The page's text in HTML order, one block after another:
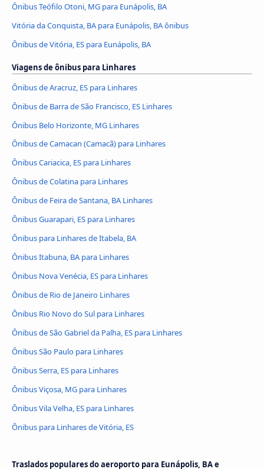
Ônibus Teófilo Otoni, MG para Eunápolis, BA
Vitória da Conquista, BA para Eunápolis, BA ônibus
Ônibus de Vitória, ES para Eunápolis, BA
Viagens de ônibus para Linhares
Ônibus de Aracruz, ES para Linhares
Ônibus de Barra de São Francisco, ES Linhares
Ônibus Belo Horizonte, MG Linhares
Ônibus de Camacan (Camacã) para Linhares
Ônibus Cariacica, ES para Linhares
Ônibus de Colatina para Linhares
Ônibus de Feira de Santana, BA Linhares
Ônibus Guarapari, ES para Linhares
Ônibus para Linhares de Itabela, BA
Ônibus Itabuna, BA para Linhares
Ônibus Nova Venécia, ES para Linhares
Ônibus de Rio de Janeiro Linhares
Ônibus Rio Novo do Sul para Linhares
Ônibus de São Gabriel da Palha, ES para Linhares
Ônibus São Paulo para Linhares
Ônibus Serra, ES para Linhares
Ônibus Viçosa, MG para Linhares
Ônibus Vila Velha, ES para Linhares
Ônibus para Linhares de Vitória, ES
Traslados populares do aeroporto para Eunápolis, BA e